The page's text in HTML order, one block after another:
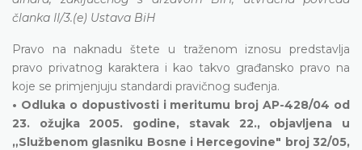
članka II/3.(e) Ustava BiH
Pravo na naknadu štete u traženom iznosu predstavlja
pravo privatnog karaktera i kao takvo građansko pravo na
koje se primjenjuju standardi pravičnog suđenja.
• Odluka o dopustivosti i meritumu broj AP-428/04 od
23. ožujka 2005. godine, stavak 22., objavljena u
„Službenom glasniku Bosne i Hercegovine" broj 32/05,